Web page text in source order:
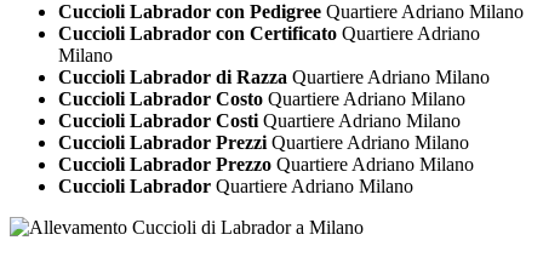
Cuccioli Labrador con Pedigree Quartiere Adriano Milano
Cuccioli Labrador con Certificato Quartiere Adriano
Milano
Cuccioli Labrador di Razza Quartiere Adriano Milano
Cuccioli Labrador Costo Quartiere Adriano Milano
Cuccioli Labrador CostiQuartiere Adriano Milano
Cuccioli Labrador PrezziQuartiere Adriano Milano
Cuccioli Labrador Prezzo Quartiere Adriano Milano
Cuccioli Labrador Quartiere Adriano Milano